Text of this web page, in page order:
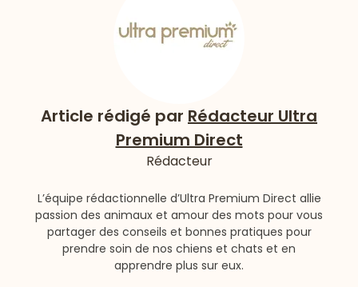
Article rédigé par Rédacteur Ultra
Premium Direct
Rédacteur
L’équipe rédactionnelle d’Ultra Premium Direct allie
passion des animaux et amour des mots pour vous
partager des conseils et bonnes pratiques pour
prendre soin de nos chiens et chats et en
apprendre plus sur eux.